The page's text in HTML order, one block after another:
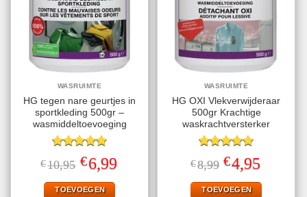
WASRUIMTE
HG tegen nare geurtjes in
sportkleding 500gr –
wasmiddeltoevoeging
Gewaardeerd
4.89uit 5
€10,95 Oorspronkelijke
prijs
was:
€10,95.
€6,99Huidige
prijs
TOEVOEGEN
WASRUIMTE
HG OXI Vlekverwijderaar
500gr Krachtige
waskrachtversterker
Gewaardeerd
5.00uit 5
€8,99 Oorspronkelijke
prijs
was:
€8,99.
€4,95
is:
€4,95.
TOEVOEGEN